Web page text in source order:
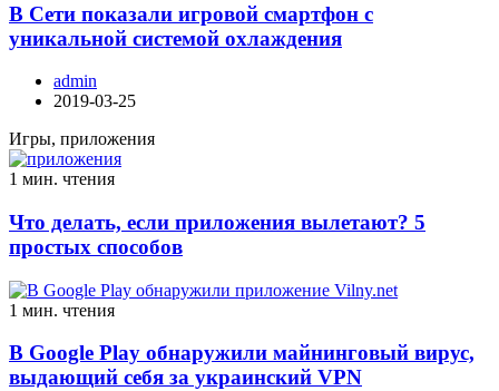
В Сети показали игровой смартфон с
уникальной системой охлаждения
admin
2019-03-25
Игры, приложения
1 мин. чтения
Что делать, если приложения вылетают? 5
простых способов
1 мин. чтения
В Google Play обнаружили майнинговый вирус,
выдающий себя за украинский VPN